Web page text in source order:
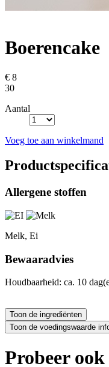
Boerencake
€ 8
30
Aantal
Voeg toe aan winkelmand
Allergene stoffen
Melk, Ei
Bewaaradvies
Houdbaarheid: ca. 10
Probeer ook